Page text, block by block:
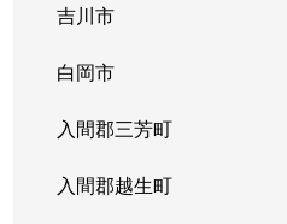
吉川市
白岡市
入間郡三芳町
入間郡越生町